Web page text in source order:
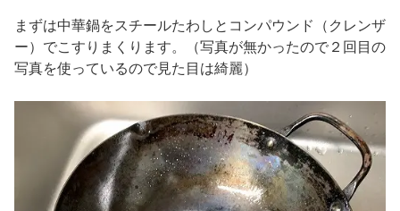
まずは中華鍋をスチールたわしとコンパウンド（クレンザ
ー）でこすりまくります。（写真が無かったので２回目の
写真を使っているので見た目は綺麗）